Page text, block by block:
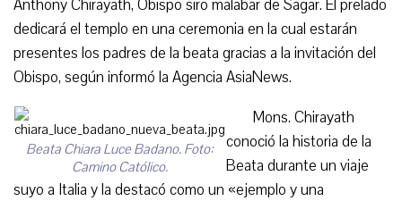
Anthony Chirayath, Obispo siro malabar de Sagar. El prelado
dedicará el templo en una ceremonia en la cual estarán
presentes los padres de la beata gracias a la invitación del
Obispo, según informó la Agencia AsiaNews.
Beata Chiara Luce Badano. Foto:
Camino Católico.
Mons. Chirayath
conoció la historia de la
Beata durante un viaje
suyo a Italia y la destacó como un «ejemplo y una